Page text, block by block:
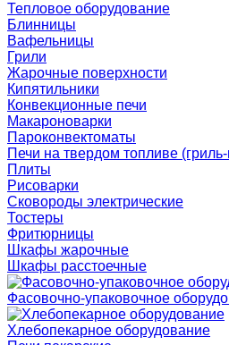
Тепловое оборудование
Блинницы
Вафельницы
Грили
Жарочные поверхности
Кипятильники
Конвекционные печи
Макароноварки
Пароконвектоматы
Печи на твердом топливе
Плиты
Рисоварки
Сковороды электрические
Тостеры
Фритюрницы
Шкафы жарочные
Шкафы расстоечные
Фасовочно-упаковочное
Хлебопекарное оборудование